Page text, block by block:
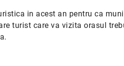
in acest an pentru ca
turist care va vizita orasul